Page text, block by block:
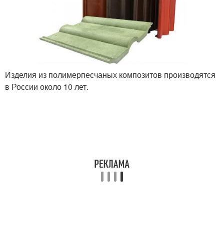
Изделия из полимерпесчаных композитов производятся
в России около 10 лет.